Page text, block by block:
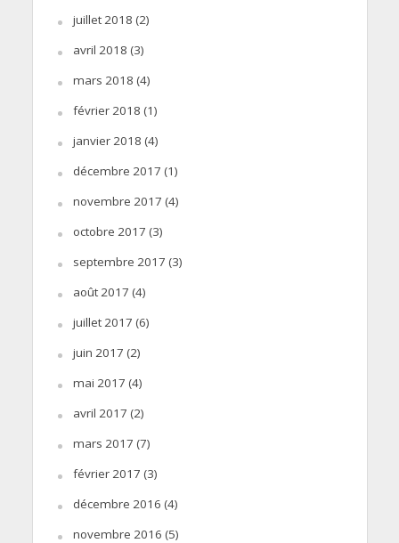
juillet 2018 (2)
avril 2018 (3)
mars 2018 (4)
février 2018 (1)
janvier 2018 (4)
décembre 2017 (1)
novembre 2017 (4)
octobre 2017 (3)
septembre 2017 (3)
août 2017 (4)
juillet 2017 (6)
juin 2017 (2)
mai 2017 (4)
avril 2017 (2)
mars 2017 (7)
février 2017 (3)
décembre 2016 (4)
novembre 2016 (5)